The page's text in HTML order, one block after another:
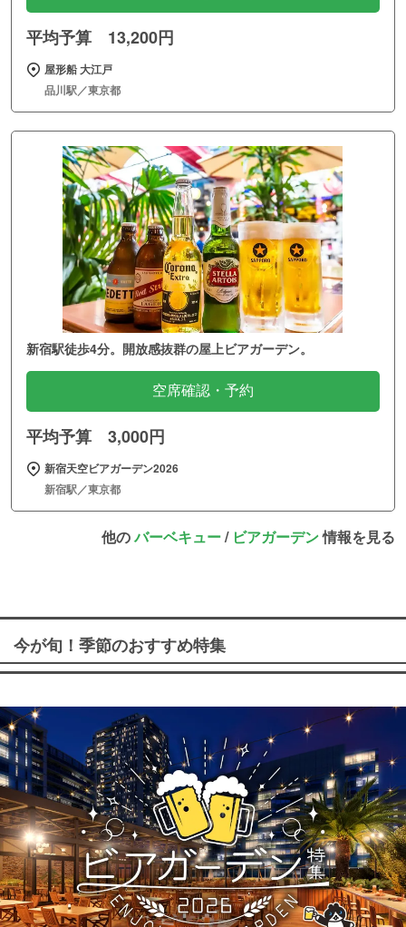
平均予算 13,200円
屋形船 大江戸
品川駅／東京都
新宿駅徒歩4分。開放感抜群の屋上ビアガーデン。
空席確認・予約
平均予算 3,000円
新宿天空ビアガーデン2026
新宿駅／東京都
他のバーベキュー/ ビアガーデン情報を見る
今が旬！季節のおすすめ特集